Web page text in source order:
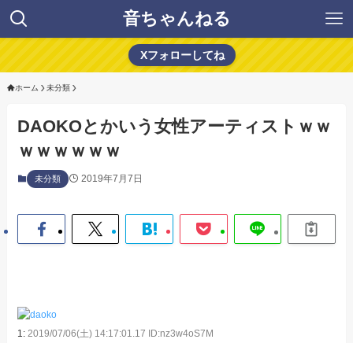
音ちゃんねる
Xフォローしてね
ホーム 未分類
DAOKOとかいう女性アーティストｗｗ
ｗｗｗｗｗｗ
未分類 2019年7月7日
1: 2019/07/06(土) 14:17:01.17 ID:nz3w4oS7M